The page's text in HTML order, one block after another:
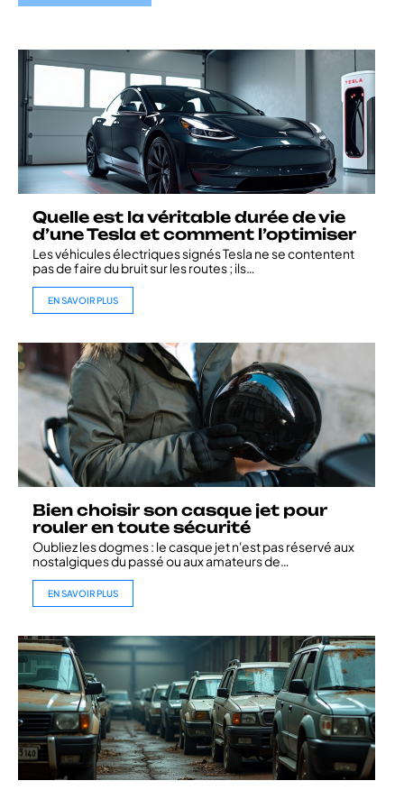
Quelle est la véritable durée de vie
d’une Tesla et comment l’optimiser
Les véhicules électriques signés Tesla ne se contentent
pas de faire du bruit sur les routes ; ils
EN SAVOIR PLUS
Bien choisir son casque jet pour
rouler en toute sécurité
Oubliez les dogmes : le casque jet n'est pas réservé aux
nostalgiques du passé ou aux amateurs de
EN SAVOIR PLUS